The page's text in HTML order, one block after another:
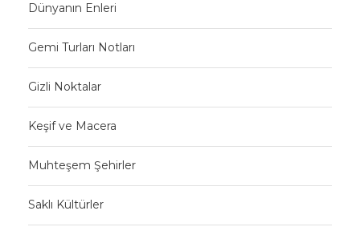
Dünyanın Enleri
Gemi Turları Notları
Gizli Noktalar
Keşif ve Macera
Muhteşem Şehirler
Saklı Kültürler